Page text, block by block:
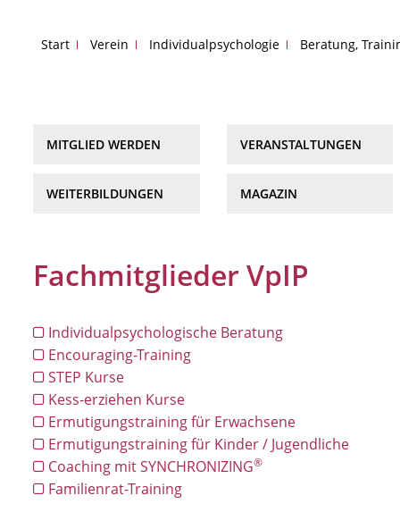
Start Verein Individualpsychologie Beratung,
MITGLIED WERDEN
WEITERBILDUNGEN
VERANSTALTUNGEN
MAGAZIN
Fachmitglieder VpIP
Individualpsychologische Beratung
Encouraging-Training
STEP Kurse
Kess-erziehen Kurse
Ermutigungstraining für Erwachsene
Ermutigungstraining für Kinder / Jugendliche
Coaching mit SYNCHRONIZING®
Familienrat-Training